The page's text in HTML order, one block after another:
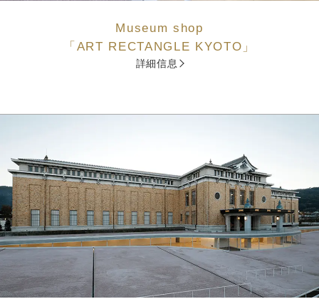
Museum shop
「ART RECTANGLE KYOTO」
詳細信息